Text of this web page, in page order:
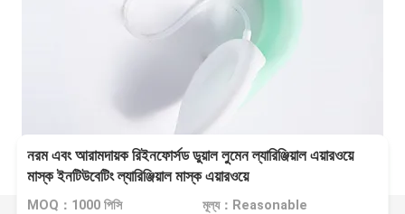
নরম এবং আরামদায়ক রিইনফোর্সড ডুয়াল লুমেন ল্যারিঞ্জিয়াল এয়ারওয়ে
মাস্ক ইনটিউবেটিং ল্যারিঞ্জিয়াল মাস্ক এয়ারওয়ে
MOQ：1000 পিসি মূল্য：Reasonable